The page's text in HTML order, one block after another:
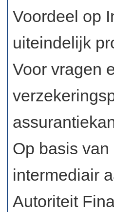
Voordeel op
uiteindelijk
Voor vragen
Op basis
intermediair
Autoriteit